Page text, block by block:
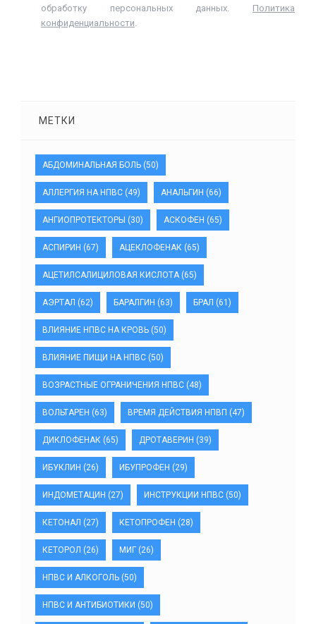
обработку персональных данных. Политика
конфиденциальности.
МЕТКИ
АБДОМИНАЛЬНАЯ БОЛЬ (50)
АЛЛЕРГИЯ НА НПВС (49) АНАЛЬГИН (66)
АНГИОПРОТЕКТОРЫ (30) АСКОФЕН (65)
АСПИРИН (67) АЦЕКЛОФЕНАК (65)
АЦЕТИЛСАЛИЦИЛОВАЯ КИСЛОТА(65)
АЭРТАЛ (62) БАРАЛГИН (63) БРАЛ (61)
ВЛИЯНИЕ НПВС НА КРОВЬ (50)
ВЛИЯНИЕ ПИЩИ НА НПВС (50)
ВОЗРАСТНЫЕ ОГРАНИЧЕНИЯ НПВС (48)
ВОЛЬТАРЕН (63) ВРЕМЯ ДЕЙСТВИЯ НПВП (47)
ДИКЛОФЕНАК (65) ДРОТАВЕРИН (39)
ИБУКЛИН (26) ИБУПРОФЕН (29)
ИНДОМЕТАЦИН (27) ИНСТРУКЦИИ НПВС (50)
КЕТОНАЛ (27) КЕТОПРОФЕН (28)
КЕТОРОЛ (26) МИГ (26)
НПВС И АЛКОГОЛЬ (50)
НПВС И АНТИБИОТИКИ (50)